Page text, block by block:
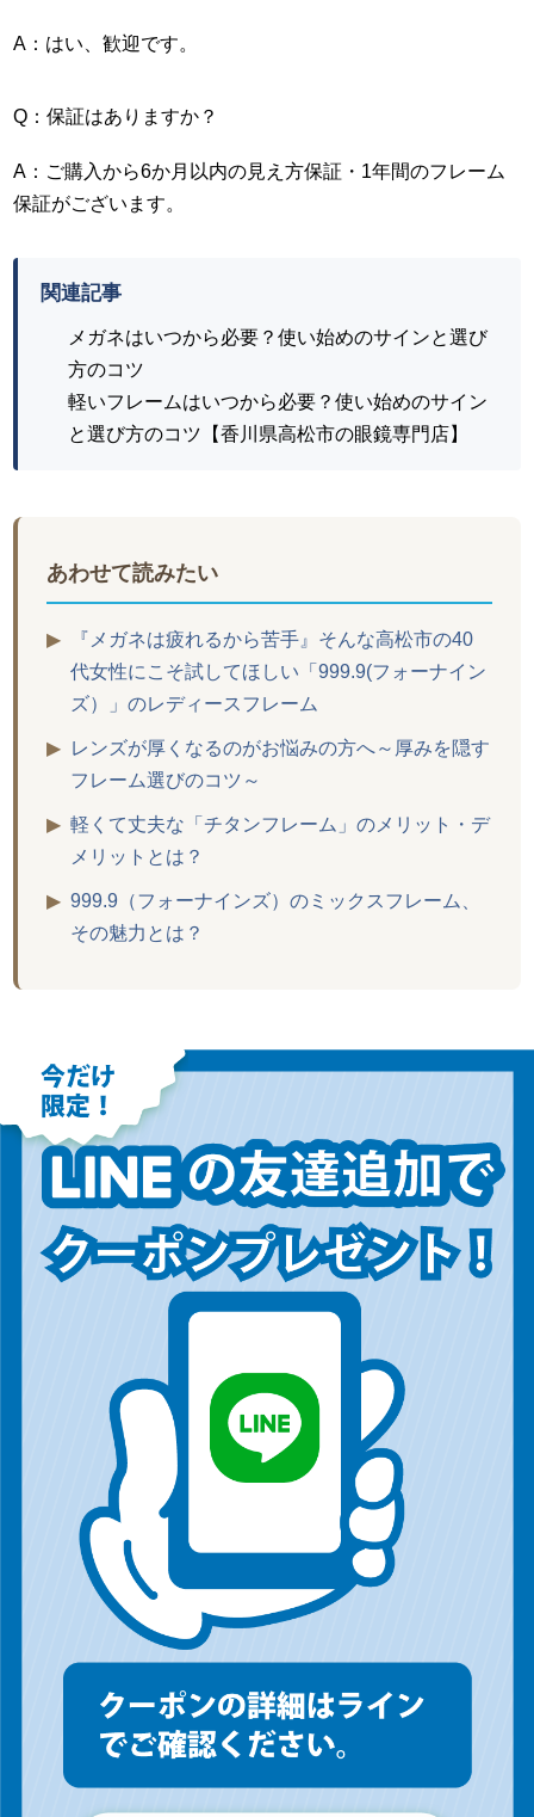
A：はい、歓迎です。
Q：保証はありますか？
A：ご購入から6か月以内の見え方保証・1年間のフレーム
保証がございます。
関連記事
メガネはいつから必要？使い始めのサインと選び
方のコツ
軽いフレームはいつから必要？使い始めのサイン
と選び方のコツ【香川県高松市の眼鏡専門店】
あわせて読みたい
▶
『メガネは疲れるから苦手』そんな高松市の40
代女性にこそ試してほしい「999.9(フォーナイン
ズ）」のレディースフレーム
▶ レンズが厚くなるのがお悩みの方へ～厚みを隠す
フレーム選びのコツ～
▶ 軽くて丈夫な「チタンフレーム」のメリット・デ
メリットとは？
▶ 999.9（フォーナインズ）のミックスフレーム、
その魅力とは？